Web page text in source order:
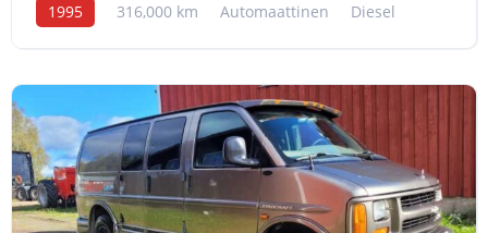
1995 316,000 km Automaattinen Diesel